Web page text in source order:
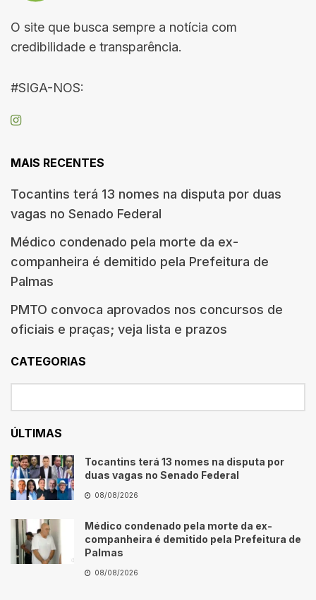
O site que busca sempre a notícia com
credibilidade e transparência.
#SIGA-NOS:
MAIS RECENTES
Tocantins terá 13 nomes na disputa por duas
vagas no Senado Federal
Médico condenado pela morte da ex-
companheira é demitido pela Prefeitura de
Palmas
PMTO convoca aprovados nos concursos de
oficiais e praças; veja lista e prazos
CATEGORIAS
ÚLTIMAS
Tocantins terá 13 nomes na disputa por
duas vagas no Senado Federal
08/08/2026
Médico condenado pela morte da ex-
companheira é demitido pela Prefeitura de
Palmas
08/08/2026